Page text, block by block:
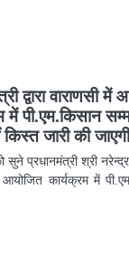
द्वारा वाराणसी में
में पी.एम.किसान
जारी की जाएगी
प्रधानमंत्री श्री नरेन्द्र
आयोजित कार्यक्रम में